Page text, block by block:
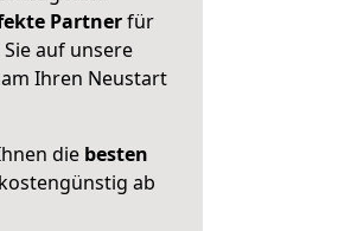
Partnerfür
auf unsere
Ihren Neustart
die besten
ab